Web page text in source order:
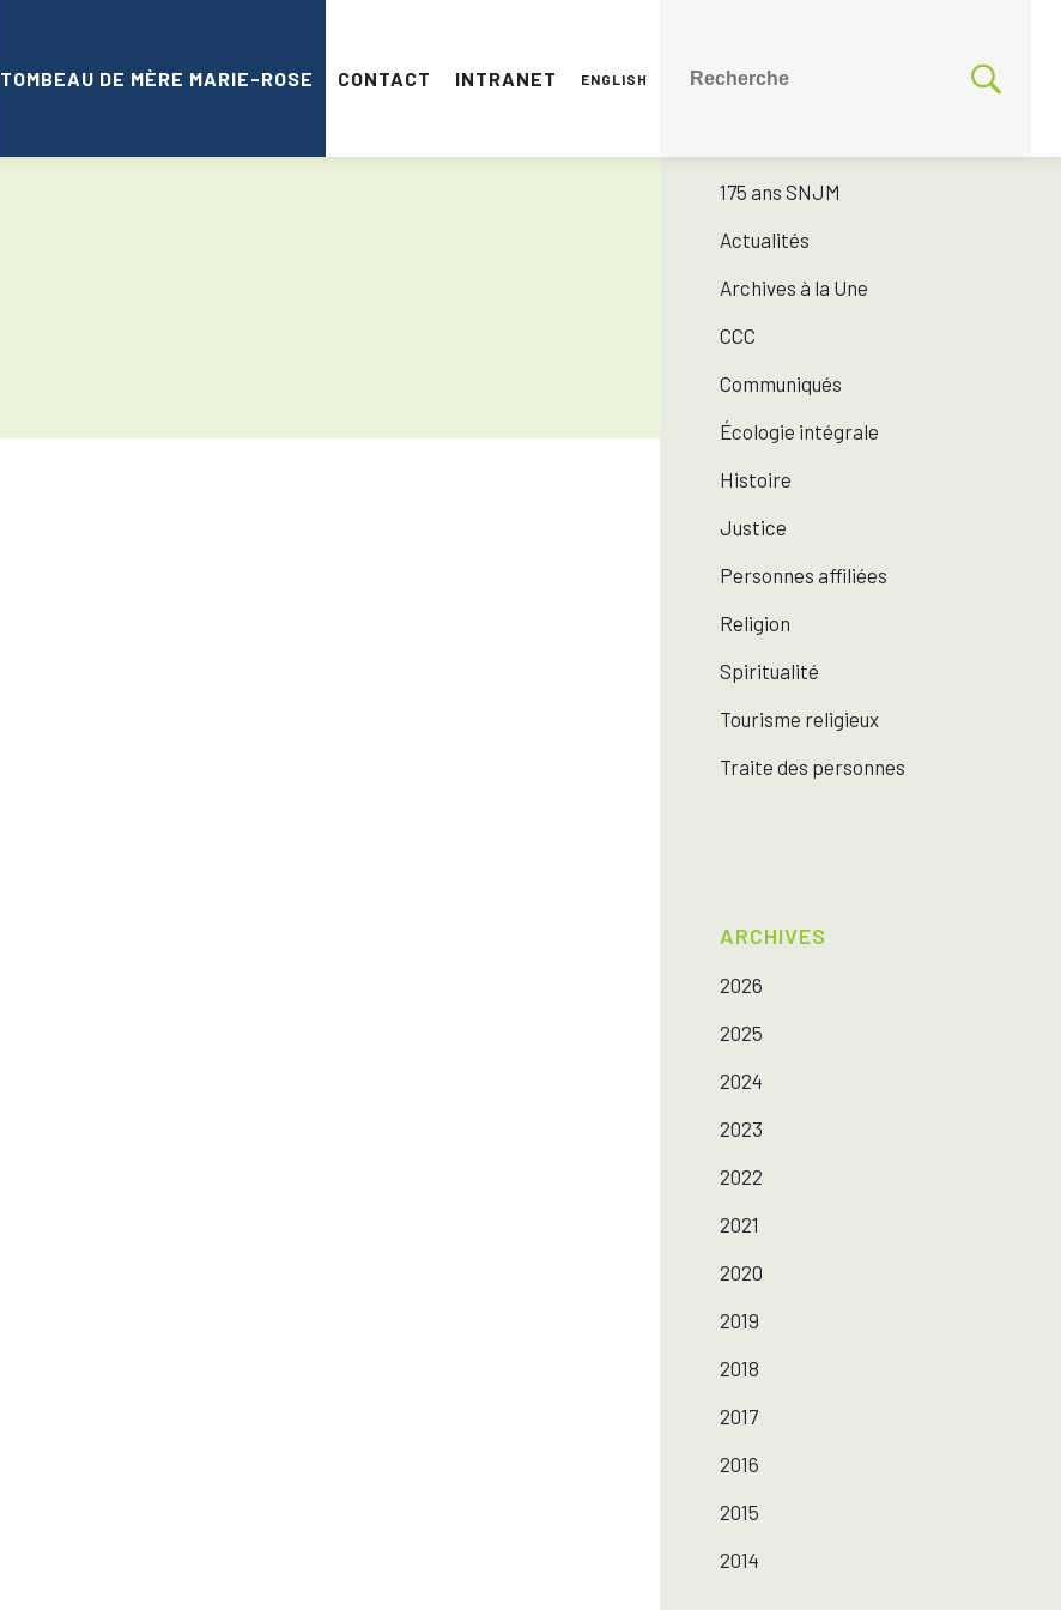
TOMBEAU DE MÈRE MARIE-ROSE CONTACT INTRANET ENGLISH
175 ans SNJM
Actualités
Archives à la Une
CCC
Communiqués
Écologie intégrale
Histoire
Justice
Personnes affiliées
Religion
Spiritualité
Tourisme religieux
Traite des personnes
ARCHIVES
2026
2025
2024
2023
2022
2021
2020
2019
2018
2017
2016
2015
2014